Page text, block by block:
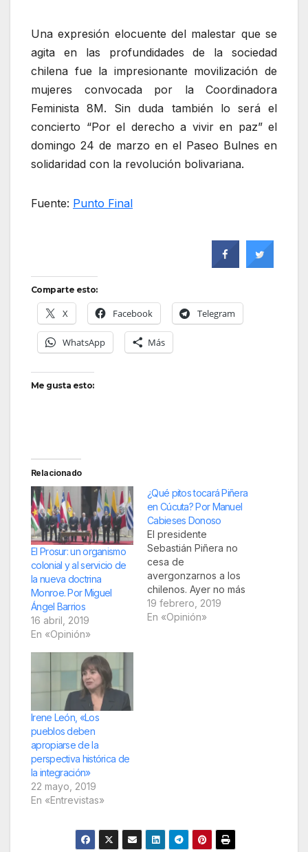
Una expresión elocuente del malestar que se
agita en las profundidades de la sociedad
chilena fue la impresionante movilización de
mujeres convocada por la Coordinadora
Feminista 8M. Sin duda también lo será el
concierto “Por el derecho a vivir en paz” el
domingo 24 de marzo en el Paseo Bulnes en
solidaridad con la revolución bolivariana.
Fuente: Punto Final
Comparte esto:
X Facebook Telegram
WhatsApp Más
Me gusta esto:
Relacionado
El Prosur: un organismo
colonial y al servicio de
la nueva doctrina
Monroe. Por Miguel
Ángel Barrios
16 abril, 2019
En «Opinión»
¿Qué pitos tocará Piñera
en Cúcuta? Por Manuel
Cabieses Donoso
El presidente
Sebastián Piñera no
cesa de
avergonzarnos a los
chilenos. Ayer no más
fue su gesto rastrero
en la Casa Blanca al
19 febrero, 2019
En «Opinión»
Irene León, «Los
pueblos deben
apropiarse de la
perspectiva histórica de
la integración»
22 mayo, 2019
En «Entrevistas»